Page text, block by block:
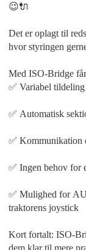
😉🔌
Det er oplagt til
hvor styringen
Med ISO-Bridge
✅ Variabel
✅ Automatisk
✅ Kommunikation
✅ Ingen behov for
✅ Mulighed for
traktorens joystick
Kort fortalt: ISO-
dem klar til mere